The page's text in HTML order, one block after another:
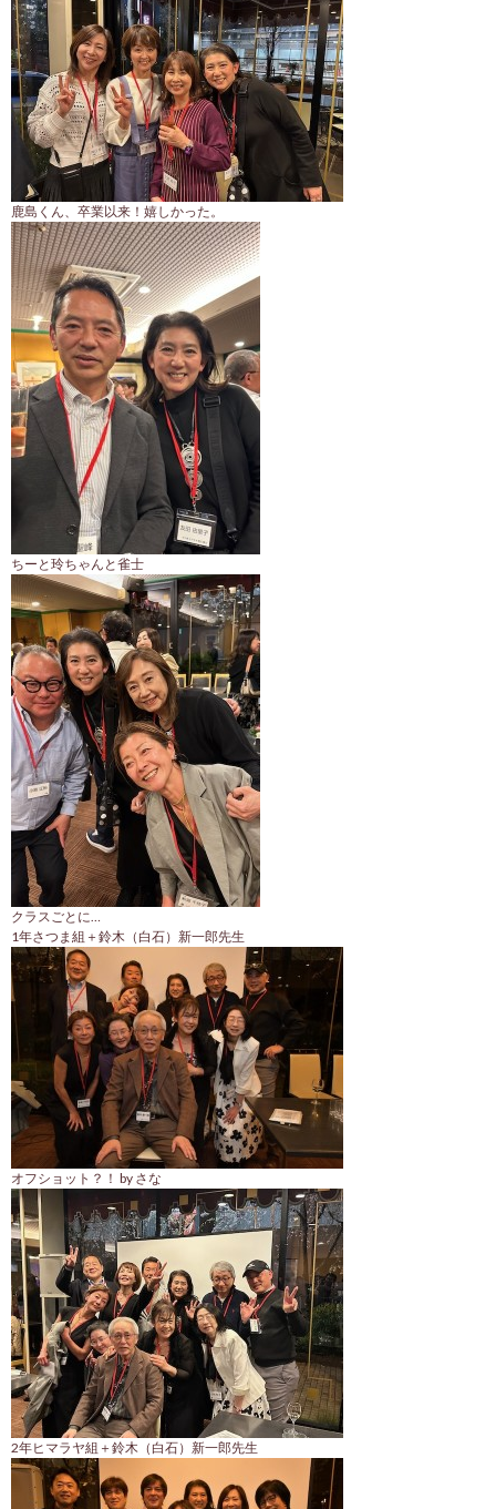
鹿島くん、卒業以来！嬉しかった。
ちーと玲ちゃんと雀士
クラスごとに…
1年さつま組＋鈴木（白石）新一郎先生
オフショット？！ by さな
2年ヒマラヤ組＋鈴木（白石）新一郎先生